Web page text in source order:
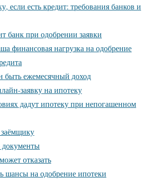
если есть кредит: требования банков и
банк при одобрении заявки
финансовая нагрузка на одобрение
быть ежемесячный доход
заявку на ипотеку
дадут ипотеку при непогашенном
отказать
шансы на одобрение ипотеки